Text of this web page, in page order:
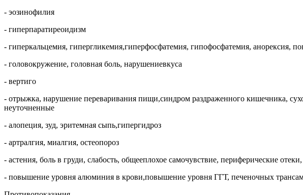
- эозинофилия
- гиперпаратиреоидизм
- гиперкальцемия, гипергликемия,гиперфосфатемия, гипофосфатемия, анорексия,
- головокружение, головная боль, нарушениевкуса
- вертиго
- отрыжка, нарушение переваривания пищи,синдром раздраженного кишечника,
неуточненные
- алопеция, зуд, эритемная сыпь,гипергидроз
- артралгия, миалгия, остеопороз
- астения, боль в груди, слабость, общееплохое самочувствие, периферические
- повышение уровня алюминия в крови,повышение уровня ГГТ, печеночных